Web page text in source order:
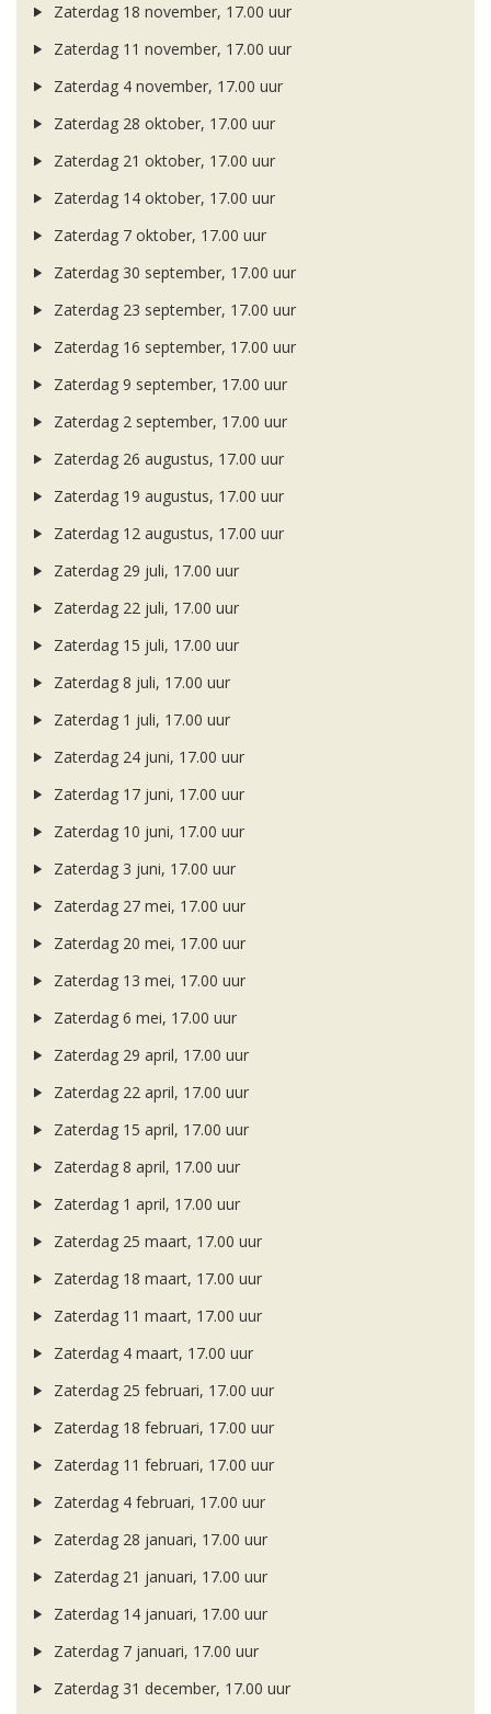
Zaterdag 18 november, 17.00 uur
Zaterdag 11 november, 17.00 uur
Zaterdag 4 november, 17.00 uur
Zaterdag 28 oktober, 17.00 uur
Zaterdag 21 oktober, 17.00 uur
Zaterdag 14 oktober, 17.00 uur
Zaterdag 7 oktober, 17.00 uur
Zaterdag 30 september, 17.00 uur
Zaterdag 23 september, 17.00 uur
Zaterdag 16 september, 17.00 uur
Zaterdag 9 september, 17.00 uur
Zaterdag 2 september, 17.00 uur
Zaterdag 26 augustus, 17.00 uur
Zaterdag 19 augustus, 17.00 uur
Zaterdag 12 augustus, 17.00 uur
Zaterdag 29 juli, 17.00 uur
Zaterdag 22 juli, 17.00 uur
Zaterdag 15 juli, 17.00 uur
Zaterdag 8 juli, 17.00 uur
Zaterdag 1 juli, 17.00 uur
Zaterdag 24 juni, 17.00 uur
Zaterdag 17 juni, 17.00 uur
Zaterdag 10 juni, 17.00 uur
Zaterdag 3 juni, 17.00 uur
Zaterdag 27 mei, 17.00 uur
Zaterdag 20 mei, 17.00 uur
Zaterdag 13 mei, 17.00 uur
Zaterdag 6 mei, 17.00 uur
Zaterdag 29 april, 17.00 uur
Zaterdag 22 april, 17.00 uur
Zaterdag 15 april, 17.00 uur
Zaterdag 8 april, 17.00 uur
Zaterdag 1 april, 17.00 uur
Zaterdag 25 maart, 17.00 uur
Zaterdag 18 maart, 17.00 uur
Zaterdag 11 maart, 17.00 uur
Zaterdag 4 maart, 17.00 uur
Zaterdag 25 februari, 17.00 uur
Zaterdag 18 februari, 17.00 uur
Zaterdag 11 februari, 17.00 uur
Zaterdag 4 februari, 17.00 uur
Zaterdag 28 januari, 17.00 uur
Zaterdag 21 januari, 17.00 uur
Zaterdag 14 januari, 17.00 uur
Zaterdag 7 januari, 17.00 uur
Zaterdag 31 december, 17.00 uur